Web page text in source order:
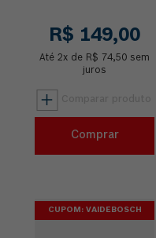
f...
R$ 149,00
Até 2x de R$ 74,50 sem
juros
Comprar
CUPOM: VAIDEBOSCH